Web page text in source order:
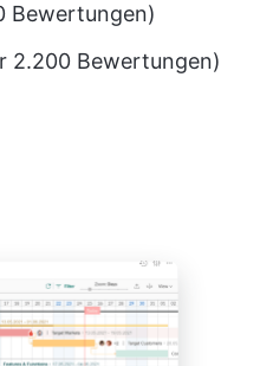
Bewertungen)
2.200 Bewertungen)